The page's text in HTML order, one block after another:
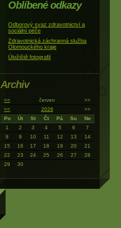
Oblíbené odkazy
Odborový svaz zdravotnictví a
sociální péče
Zdravotnická záchranná služba
Olomouckého kraje
Úložiště fotografií
Archiv
<< červen
>>
<<
2026
>>
Po
Út St Čt Pá So
Ne
1
2 3 4 5 6
7
8
9 10 11 12 13
14
15
16 17 18 19 20
21
22
23 24 25 26 27
28
29
30